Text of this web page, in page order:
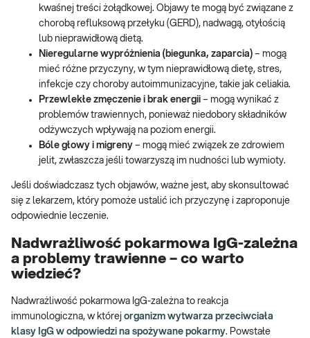
kwaśnej treści żołądkowej. Objawy te mogą być związane z
chorobą refluksową przełyku (GERD), nadwagą, otyłością
lub nieprawidłową dietą.
Nieregularne wypróżnienia (biegunka, zaparcia) – mogą
mieć różne przyczyny, w tym nieprawidłową dietę, stres,
infekcje czy choroby autoimmunizacyjne, takie jak celiakia.
Przewlekłe zmęczenie i brak energii – mogą wynikać z
problemów trawiennych, ponieważ niedobory składników
odżywczych wpływają na poziom energii.
Bóle głowy i migreny – mogą mieć związek ze zdrowiem
jelit, zwłaszcza jeśli towarzyszą im nudności lub wymioty.
Jeśli doświadczasz tych objawów, ważne jest, aby skonsultować
się z lekarzem, który pomoże ustalić ich przyczynę i zaproponuje
odpowiednie leczenie.
Nadwrażliwość pokarmowa IgG-zależna
a problemy trawienne – co warto
wiedzieć?
Nadwrażliwość pokarmowa IgG-zależna to reakcja
immunologiczna, w której organizm wytwarza przeciwciała
klasy IgG w odpowiedzi na spożywane pokarmy. Powstałe